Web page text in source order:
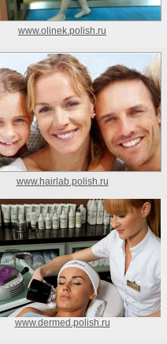
www.olinek.polish.ru
www.hairlab.polish.ru
www.dermed.polish.ru